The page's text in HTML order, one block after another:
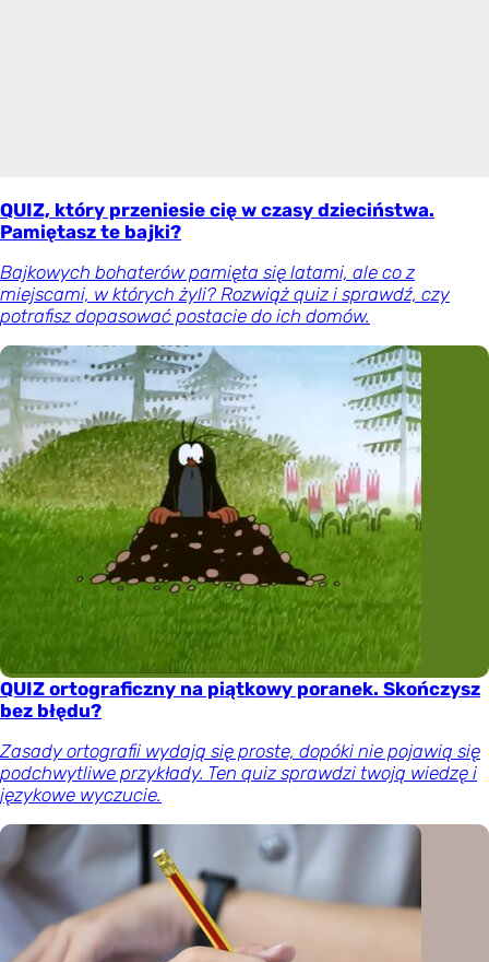
QUIZ, który przeniesie cię w czasy dzieciństwa.
Pamiętasz te bajki?
Bajkowych bohaterów pamięta się latami, ale co z
miejscami, w których żyli? Rozwiąż quiz i sprawdź, czy
potrafisz dopasować postacie do ich domów.
QUIZ ortograficzny na piątkowy poranek. Skończysz
bez błędu?
Zasady ortografii wydają się proste, dopóki nie pojawią się
podchwytliwe przykłady. Ten quiz sprawdzi twoją wiedzę i
językowe wyczucie.